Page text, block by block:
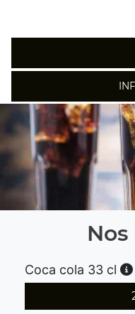
Coca cola 33 cl